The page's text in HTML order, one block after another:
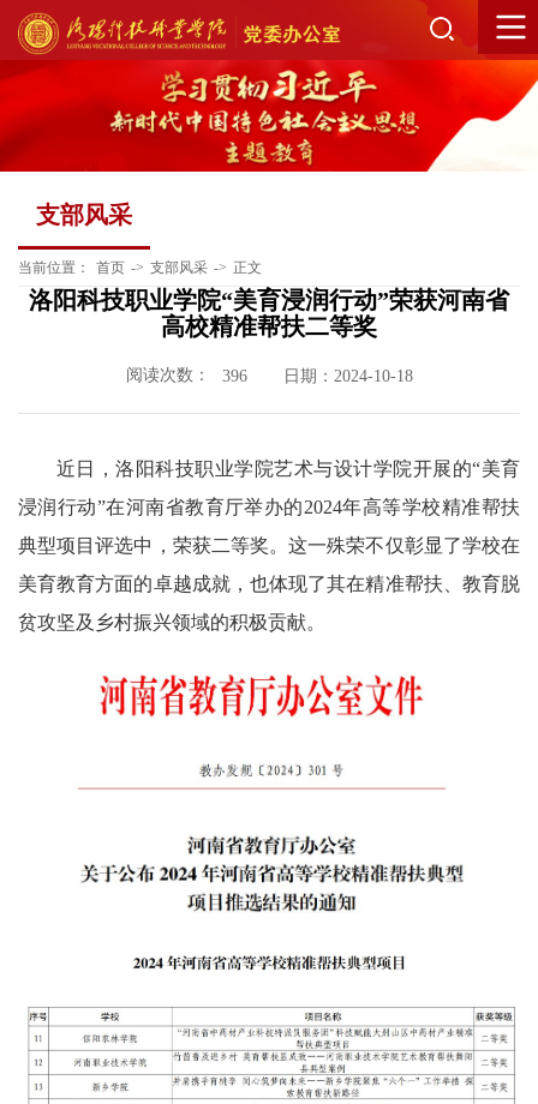
支部风采
当前位置： 首页 -> 支部风采 -> 正文
洛阳科技职业学院“美育浸润行动”荣获河南省
高校精准帮扶二等奖
阅读次数： 396 日期：2024-10-18
近日，洛阳科技职业学院艺术与设计学院开展的“美育
浸润行动”在河南省教育厅举办的2024年高等学校精准帮扶
典型项目评选中，荣获二等奖。这一殊荣不仅彰显了学校在
美育教育方面的卓越成就，也体现了其在精准帮扶、教育脱
贫攻坚及乡村振兴领域的积极贡献。